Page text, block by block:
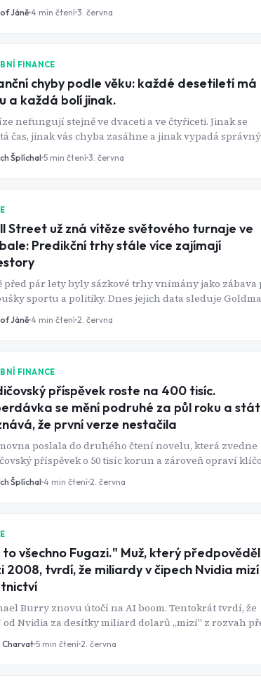
dostává do situace, kdy jediná pozice tvoří
jejich majetku. A to se známému investorovi
Jáně4 min čtení 3. června
FINANCE
chyby podle věku: každé desetiletí má
a každá bolí jinak.
nefungují stejně ve dvaceti a ve čtyřiceti. Jinak se
čas, jinak vás chyba zasáhne a jinak vypadá správný
finanční gramotnosti Ministerstva financí ČR
2025 ukázal, že pouze 39 % Čechů má stanovený
pořadí záleží víc, než si myslíte - to je přesně to, o
článek je.
Šplíchal 5 min čtení 3. června
Street už zná vítěze světového turnaje ve
Predikční trhy stále více zajímají
před pár lety byly sázkové trhy vnímány jako zábava
sportu a politiky. Dnes jejich data sleduje
hedge fondy i investoři na Wall Street. Predikční
začínají nabízet něco, co tradiční analytici často
Jáně4 min čtení 2. června
FINANCE
příspěvek roste na 400 tisíc.
se mění podruhé za půl roku a stát
že první verze nestačila
poslala do druhého čtení novelu, která zvedne
příspěvek o 50 tisíc korun a zároveň opraví
superdávky. Jenže zvýšení se netýká všech
se mění podruhé za méně než rok od
Šplíchal 4 min čtení 2. června
to všechno Fugazi." Muž, který předpověděl
2008, tvrdí, že miliardy v čipech Nvidia mizí
Burry znovu útočí na AI boom. Tentokrát tvrdí, že
od Nvidia za desítky miliard dolarů „mizí" z rozvah
síť pojišťoven, soukromého úvěru a účelových
Charvat 5 min čtení 2. června